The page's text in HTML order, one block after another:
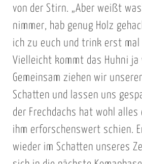
von der Stirn. „Aber weißt
nimmer, hab genug Holz
ich zu euch und trink erst mal
Vielleicht kommt das Huhni ja
Gemeinsam ziehen wir
Schatten und lassen uns
der Frechdachs hat wohl
ihm erforschenswert schien.
wieder im Schatten unseres